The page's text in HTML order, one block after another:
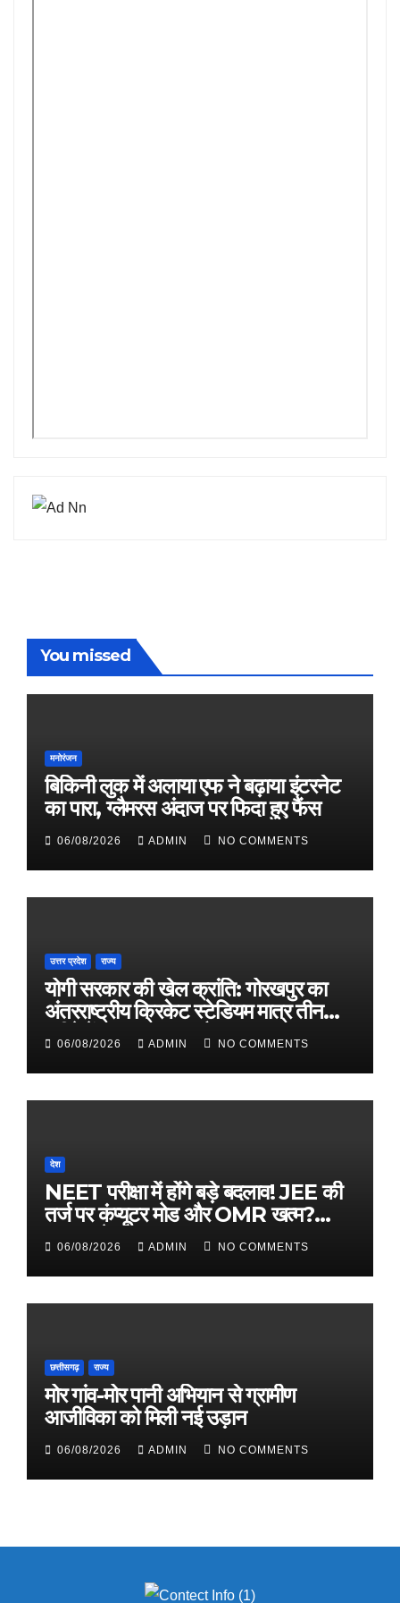
You missed
मनोरंजन
बिकिनी लुक में अलाया एफ ने बढ़ाया इंटरनेट
का पारा, ग्लैमरस अंदाज पर फिदा हुए फैंस
06/08/2026 ADMIN NO COMMENTS
उत्तर प्रदेश राज्य
योगी सरकार की खेल क्रांति: गोरखपुर का
अंतरराष्ट्रीय क्रिकेट स्टेडियम मात्र तीन
महीने में लगभग 20% तैयार
06/08/2026 ADMIN NO COMMENTS
देश
NEET परीक्षा में होंगे बड़े बदलाव! JEE की
तर्ज पर कंप्यूटर मोड और OMR खत्म?
सरकार ने बताया पूरा प्लान
06/08/2026 ADMIN NO COMMENTS
छत्तीसगढ़ राज्य
मोर गांव-मोर पानी अभियान से ग्रामीण
आजीविका को मिली नई उड़ान
06/08/2026 ADMIN NO COMMENTS